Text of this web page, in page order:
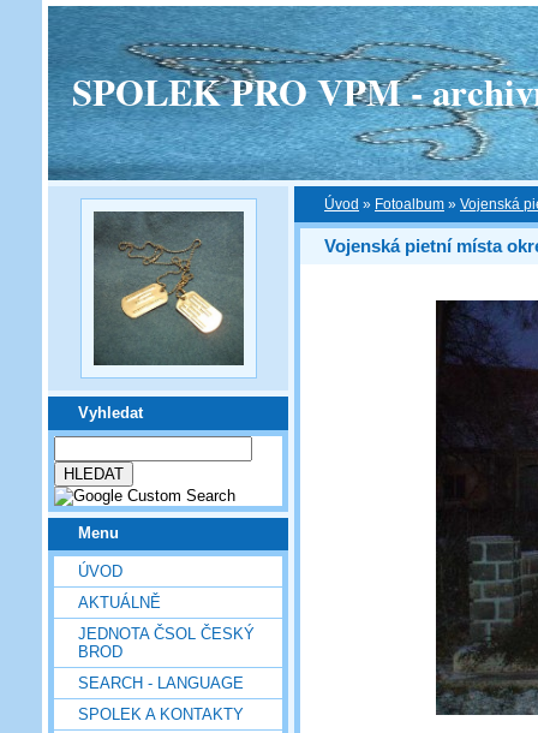
SPOLEK PRO VPM -
Vyhledat
Menu
ÚVOD
AKTUÁLNĚ
JEDNOTA ČSOL ČESKÝ
BROD
SEARCH - LANGUAGE
SPOLEK A KONTAKTY
Úvod » Fotoalbum » Vojenská
Vojenská pietní místa